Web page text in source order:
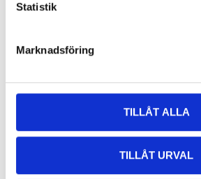
Statistik
Marknadsföring
TILLÅT ALLA
TILLÅT URVAL
69